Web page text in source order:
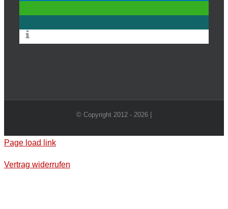
© Copyright 2012 - 2026 |
Page load link
Vertrag widerrufen